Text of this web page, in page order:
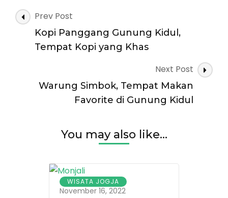
Post
Navigation
Prev Post
Kopi Panggang Gunung Kidul,
Tempat Kopi yang Khas
Next Post
Warung Simbok, Tempat Makan
Favorite di Gunung Kidul
You may also like...
WISATA JOGJA
November 16, 2022